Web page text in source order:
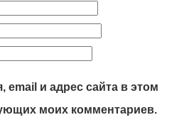
email и адрес сайта в этом
моих комментариев.